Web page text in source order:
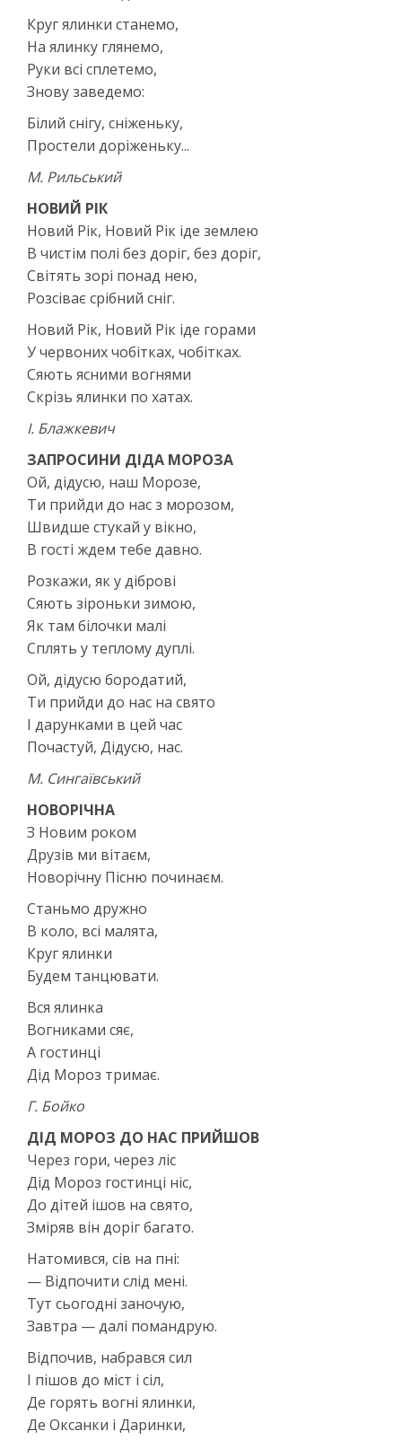
Круг ялинки станемо,
На ялинку глянемо,
Руки всі сплетемо,
Знову заведемо:
Білий снігу, сніженьку,
Простели доріженьку...
М. Рильський
НОВИЙ РІК
Новий Рік, Новий Рік іде землею
В чистім полі без доріг, без доріг,
Світять зорі понад нею,
Розсіває срібний сніг.
Новий Рік, Новий Рік іде горами
У червоних чобітках, чобітках.
Сяють ясними вогнями
Скрізь ялинки по хатах.
І. Блажкевич
ЗАПРОСИНИ ДІДА МОРОЗА
Ой, дідусю, наш Морозе,
Ти прийди до нас з морозом,
Швидше стукай у вікно,
В гості ждем тебе давно.
Розкажи, як у діброві
Сяють зіроньки зимою,
Як там білочки малі
Сплять у теплому дуплі.
Ой, дідусю бородатий,
Ти прийди до нас на свято
І дарунками в цей час
Почастуй, Дідусю, нас.
М. Сингаївський
НОВОРІЧНА
З Новим роком
Друзів ми вітаєм,
Новорічну Пісню починаєм.
Станьмо дружно
В коло, всі малята,
Круг ялинки
Будем танцювати.
Вся ялинка
Вогниками сяє,
А гостинці
Дід Мороз тримає.
Г. Бойко
ДІД МОРОЗ ДО НАС ПРИЙШОВ
Через гори, через ліс
Дід Мороз гостинці ніс,
До дітей ішов на свято,
Зміряв він доріг багато.
Натомився, сів на пні:
— Відпочити слід мені.
Тут сьогодні заночую,
Завтра — далі помандрую.
Відпочив, набрався сил
І пішов до міст і сіл,
Де горять вогні ялинки,
Де Оксанки і Даринки,